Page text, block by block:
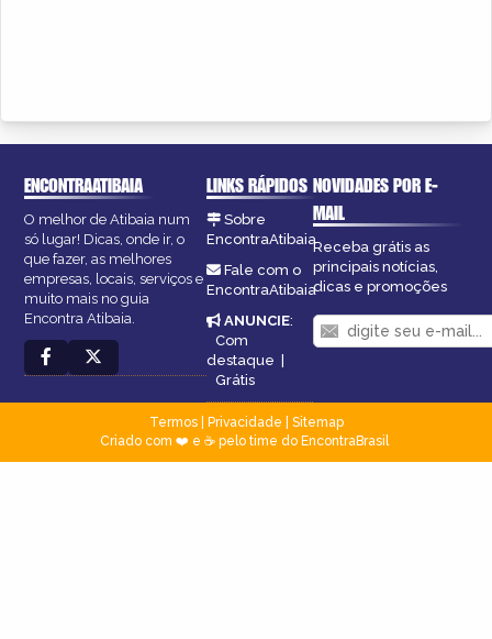
ENCONTRAATIBAIA
O melhor de Atibaia num
só lugar! Dicas, onde ir, o
que fazer, as melhores
empresas, locais, serviços e
muito mais no guia
Encontra Atibaia.
LINKS RÁPIDOS
Sobre
EncontraAtibaia
Fale com o
EncontraAtibaia
ANUNCIE:
Com
destaque |
Grátis
NOVIDADES POR E-
MAIL
Receba grátis as
principais notícias,
dicas e promoções
Termos| Privacidade
Sitemap
Criado com ❤️ e ☕ pelo time do EncontraBrasil